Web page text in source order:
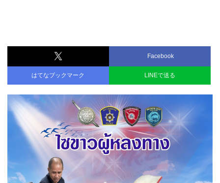
Facebook
はてなブックマーク LINEで送る